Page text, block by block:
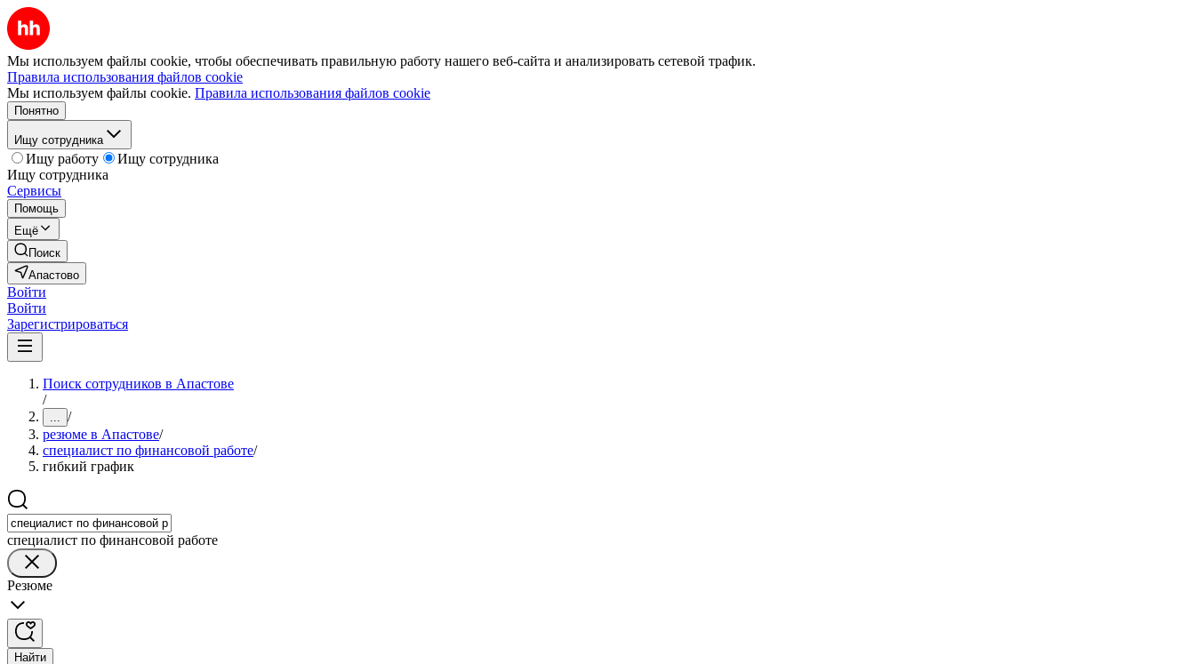
Мы используем файлы cookie, чтобы обеспечивать правильную работу нашего веб-сайта и анализировать сетевой трафик.
Правила использования файлов cookie
Мы используем файлы cookie. Правила использования файлов cookie
Понятно
Ищу сотрудника
Ищу работу
Ищу сотрудника
Ищу сотрудника
Сервисы
Помощь
Ещё
Поиск
Апастово
Войти
Войти
Зарегистрироваться
Поиск сотрудников в Апастове
/
... /
резюме в Апастове/
специалист по финансовой работе/
гибкий график
специалист по финансовой работе
Резюме
Найти